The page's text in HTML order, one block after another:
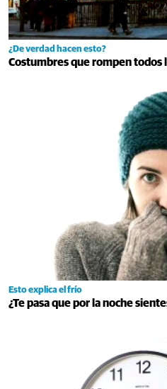
¿De verdad hacen esto?
Costumbres que rompen todos
Esto explica el frío
¿Te pasa que por la noche